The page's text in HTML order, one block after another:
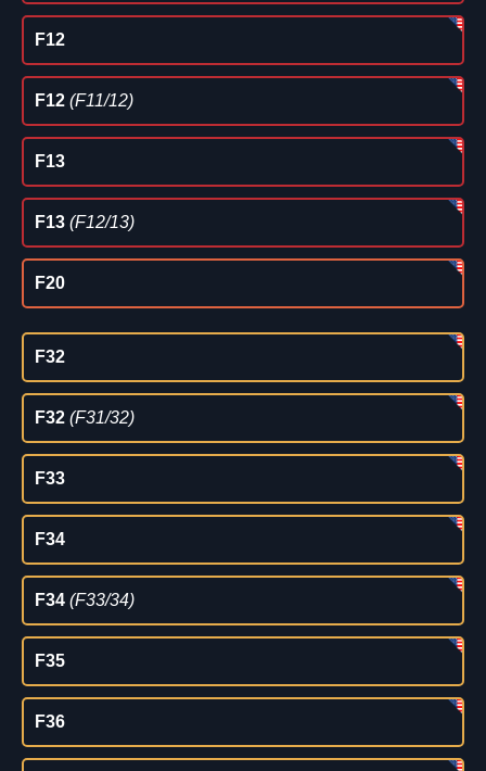
F12
F12 (F11/12)
F13
F13 (F12/13)
F20
F32
F32 (F31/32)
F33
F34
F34 (F33/34)
F35
F36